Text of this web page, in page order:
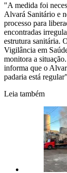
"A medida foi
Alvará Sanitário e
processo para
encontradas
estrutura sanitária.
Vigilância em
monitora a
informa que o
padaria está
Leia também